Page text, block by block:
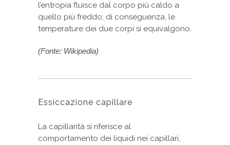
l’entropia fluisce dal corpo più caldo a
quello più freddo; di conseguenza, le
temperature dei due corpi si equivalgono.
(Fonte: Wikipedia)
Essiccazione capillare
La capillarità si riferisce al
comportamento dei liquidi nei capillari,